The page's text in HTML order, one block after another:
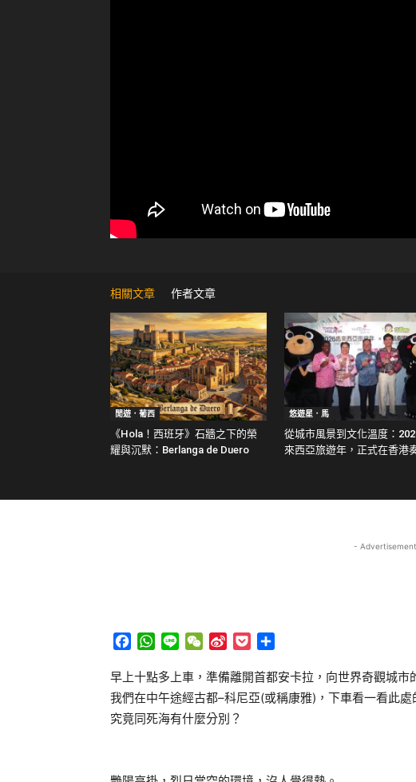
相關文章 作者文章
閒遊．葡西
《Hola！西班牙》石牆之下的榮
耀與沉默：Berlanga de Duero
悠遊星．馬
從城市風景到文化溫度：
來西亞旅遊年，正式在香港
-
Facebook
WhatsApp
Line WeChat
Sina
Pocket
早上十點多上車，準備離開首都安卡拉，向世界奇觀城市
我們在中午途經古都–科尼亞(或稱康雅)，下車看一看此處
究竟同死海有什麼分別？